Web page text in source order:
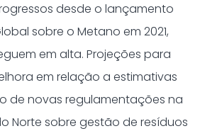
desde o lançamento
sobre o Metano em 2021,
em alta. Projeções para
em relação a estimativas
de novas regulamentações na
Norte sobre gestão de resíduos